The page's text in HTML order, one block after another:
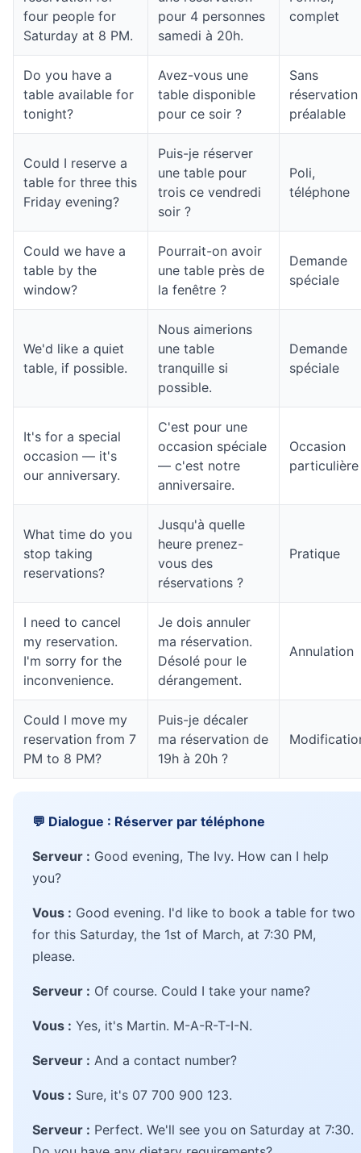
four people for
Saturday at 8 PM.
pour 4 personnes
samedi à 20h.
complet
Do you have a
table available for
tonight?
Avez-vous une
table disponible
pour ce soir ?
Sans
réservation
préalable
Could I reserve a
table for three this
Friday evening?
Puis-je réserver
une table pour
trois ce vendredi
soir ?
Poli,
téléphone
Could we have a
table by the
window?
Pourrait-on avoir
une table près de
la fenêtre ?
Demande
spéciale
We'd like a quiet
table, if possible.
Nous aimerions
une table
tranquille si
possible.
Demande
spéciale
It's for a special
occasion — it's
our anniversary.
C'est pour une
occasion spéciale
— c'est notre
anniversaire.
Occasion
particulière
What time do you
stop taking
reservations?
Jusqu'à quelle
heure prenez-
vous des
réservations ?
Pratique
I need to cancel
my reservation.
I'm sorry for the
inconvenience.
Je dois annuler
ma réservation.
Désolé pour le
dérangement.
Annulation
Could I move my
reservation from 7
PM to 8 PM?
Puis-je décaler
ma réservation de
19h à 20h ?
💬 Dialogue : Réserver par téléphone
Serveur : Good evening, The Ivy. How can I help
you?
Vous : Good evening. I'd like to book a table for two
for this Saturday, the 1st of March, at 7:30 PM,
please.
Serveur : Of course. Could I take your name?
Vous : Yes, it's Martin. M-A-R-T-I-N.
Serveur : And a contact number?
Vous : Sure, it's 07 700 900 123.
Serveur : Perfect. We'll see you on Saturday at 7:30.